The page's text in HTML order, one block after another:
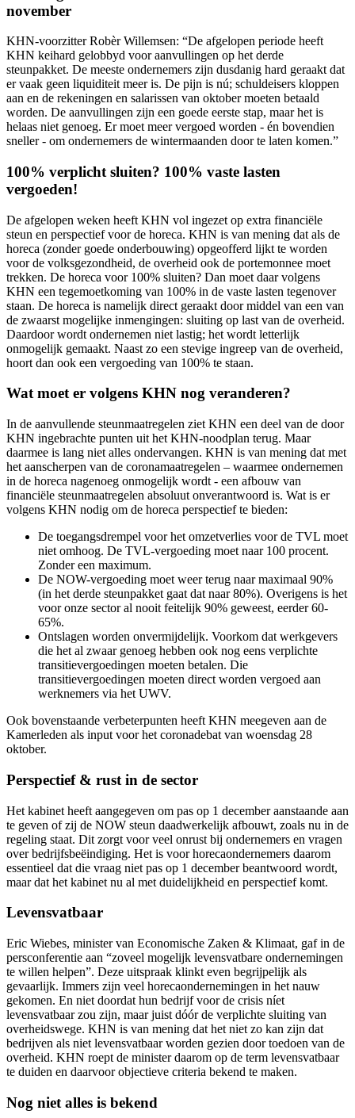
november
KHN-voorzitter Robèr Willemsen: “De afgelopen periode heeft
KHN keihard gelobbyd voor aanvullingen op het derde
steunpakket. De meeste ondernemers zijn dusdanig hard geraakt dat
er vaak geen liquiditeit meer is. De pijn is nú; schuldeisers kloppen
aan en de rekeningen en salarissen van oktober moeten betaald
worden. De aanvullingen zijn een goede eerste stap, maar het is
helaas niet genoeg. Er moet meer vergoed worden - én bovendien
sneller - om ondernemers de wintermaanden door te laten komen.”
100% verplicht sluiten? 100% vaste lasten
vergoeden!
De afgelopen weken heeft KHN vol ingezet op extra financiële
steun en perspectief voor de horeca. KHN is van mening dat als de
horeca (zonder goede onderbouwing) opgeofferd lijkt te worden
voor de volksgezondheid, de overheid ook de portemonnee moet
trekken. De horeca voor 100% sluiten? Dan moet daar volgens
KHN een tegemoetkoming van 100% in de vaste lasten tegenover
staan. De horeca is namelijk direct geraakt door middel van een van
de zwaarst mogelijke inmengingen: sluiting op last van de overheid.
Daardoor wordt ondernemen niet lastig; het wordt letterlijk
onmogelijk gemaakt. Naast zo een stevige ingreep van de overheid,
hoort dan ook een vergoeding van 100% te staan.
Wat moet er volgens KHN nog veranderen?
In de aanvullende steunmaatregelen ziet KHN een deel van de door
KHN ingebrachte punten uit het KHN-noodplan terug. Maar
daarmee is lang niet alles ondervangen. KHN is van mening dat met
het aanscherpen van de coronamaatregelen – waarmee ondernemen
in de horeca nagenoeg onmogelijk wordt - een afbouw van
financiële steunmaatregelen absoluut onverantwoord is. Wat is er
volgens KHN nodig om de horeca perspectief te bieden:
De toegangsdrempel voor het omzetverlies voor de TVL moet
niet omhoog. De TVL-vergoeding moet naar 100 procent.
Zonder een maximum.
De NOW-vergoeding moet weer terug naar maximaal 90%
(in het derde steunpakket gaat dat naar 80%). Overigens is het
voor onze sector al nooit feitelijk 90% geweest, eerder 60-
65%.
Ontslagen worden onvermijdelijk. Voorkom dat werkgevers
die het al zwaar genoeg hebben ook nog eens verplichte
transitievergoedingen moeten betalen. Die
transitievergoedingen moeten direct worden vergoed aan
werknemers via het UWV.
Ook bovenstaande verbeterpunten heeft KHN meegeven aan de
Kamerleden als input voor het coronadebat van woensdag 28
oktober.
Perspectief & rust in de sector
Het kabinet heeft aangegeven om pas op 1 december aanstaande aan
te geven of zij de NOW steun daadwerkelijk afbouwt, zoals nu in de
regeling staat. Dit zorgt voor veel onrust bij ondernemers en vragen
over bedrijfsbeëindiging. Het is voor horecaondernemers daarom
essentieel dat die vraag niet pas op 1 december beantwoord wordt,
maar dat het kabinet nu al met duidelijkheid en perspectief komt.
Levensvatbaar
Eric Wiebes, minister van Economische Zaken & Klimaat, gaf in de
persconferentie aan “zoveel mogelijk levensvatbare ondernemingen
te willen helpen”. Deze uitspraak klinkt even begrijpelijk als
gevaarlijk. Immers zijn veel horecaondernemingen in het nauw
gekomen. En niet doordat hun bedrijf voor de crisis níet
levensvatbaar zou zijn, maar juist dóór de verplichte sluiting van
overheidswege. KHN is van mening dat het niet zo kan zijn dat
bedrijven als niet levensvatbaar worden gezien door toedoen van de
overheid. KHN roept de minister daarom op de term levensvatbaar
te duiden en daarvoor objectieve criteria bekend te maken.
Nog niet alles is bekend